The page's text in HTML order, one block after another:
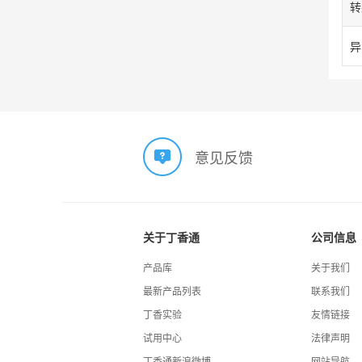
意见反馈
关于丁香通
产品库
最新产品列表
丁香实验
试用中心
公司信息
关于我们
联系我们
友情链接
法律声明